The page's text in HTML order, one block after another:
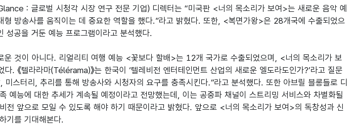
: 글로벌 시청각 시장 연구 전문 기업) 디렉터는 “미국판 <너의 목소리가 보여>는 새로운 음악 예
형 방송사를 움직이는 데 중요한 역할을 했다.”라고 밝혔다. 또한, <복면가왕>은 28개국에 수출되었으
공을 거둔 예능 프로그램이라고 분석했다.
운 것이 아니다. 리얼리티 여행 예능 <꽃보다 할배>는 12개 국가로 수출되었으며, <너의 목소리가 보
. 《텔라라마(Télérama)》는 한국이 ‘텔레비전 엔터테인먼트 산업의 새로운 엘도라도인가?’라고 질문
스터리, 추리를 통해 방송사와 시청자의 요구를 충족시킨다.”라고 분석했다. 또한 아브릴 블롱들로 디
예능에 대한 추세가 계속될 예정이라고 전망했는데, 이는 공중파 채널이 스트리밍 서비스와 차별화될
전 앞으로 모일 수 있도록 해야 하기 때문이라고 밝혔다. 앞으로 <너의 목소리가 보여>의 독창성과 신
기를 기대해본다.